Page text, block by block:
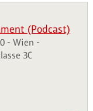
(Podcast)
- Wien -
3C